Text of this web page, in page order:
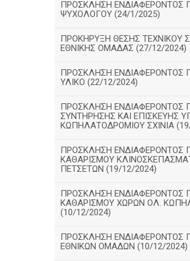
ΠΡΟΣΚΛΗΣΗ ΕΝΔΙΑΦΕΡΟΝΤΟΣ
ΨΥΧΟΛΟΓΟΥ (24/1/2025)
ΠΡΟΚΗΡΥΞΗ ΘΕΣΗΣ ΤΕΧΝΙΚΟΥ
ΕΘΝΙΚΗΣ ΟΜΑΔΑΣ (27/12/2024)
ΠΡΟΣΚΛΗΣΗ ΕΝΔΙΑΦΕΡΟΝΤΟΣ
ΥΛΙΚΟ (22/12/2024)
ΠΡΟΣΚΛΗΣΗ ΕΝΔΙΑΦΕΡΟΝΤΟΣ
ΣΥΝΤΗΡΗΣΗΣ ΚΑΙ ΕΠΙΣΚΕΥΗΣ
ΚΩΠΗΛΑΤΟΔΡΟΜΙΟΥ ΣΧΙΝΙΑ
ΠΡΟΣΚΛΗΣΗ ΕΝΔΙΑΦΕΡΟΝΤΟΣ
ΚΑΘΑΡΙΣΜΟΥ
ΠΕΤΣΕΤΩΝ (19/12/2024)
ΠΡΟΣΚΛΗΣΗ ΕΝΔΙΑΦΕΡΟΝΤΟΣ
ΚΑΘΑΡΙΣΜΟΥ ΧΩΡΩΝ ΟΛ.
(10/12/2024)
ΠΡΟΣΚΛΗΣΗ ΕΝΔΙΑΦΕΡΟΝΤΟΣ
ΕΘΝΙΚΩΝ ΟΜΑΔΩΝ (10/12/2024)